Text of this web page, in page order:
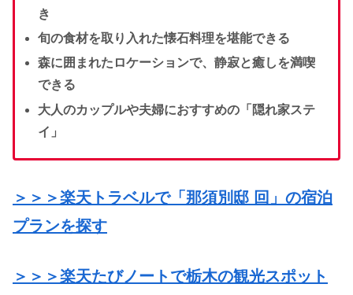
き
旬の食材を取り入れた懐石料理を堪能できる
森に囲まれたロケーションで、静寂と癒しを満喫
できる
大人のカップルや夫婦におすすめの「隠れ家ステ
イ」
＞＞＞楽天トラベルで「那須別邸 回」の宿泊
プランを探す
＞＞＞楽天たびノートで栃木の観光スポット